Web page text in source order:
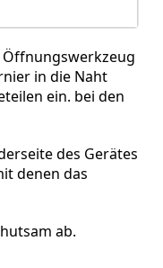
Öffnungswerkzeug
in die Naht
ein. bei den
des Gerätes
denen das
ab.